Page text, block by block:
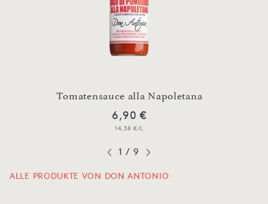
Tomatensauce alla Napoletana
6,90 €
14,38 €/L
1 / 9
ALLE PRODUKTE VON DON ANTONIO